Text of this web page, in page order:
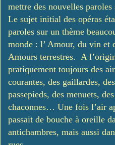
mettre des nouvelles
Le sujet initial des opéras
paroles sur un thème
monde : l’ Amour, du vin et
Amours terrestres. A
pratiquement toujours des
courantes, des gaillardes,
passepieds, des menuets,
chaconnes… Une fois l’air
passait de bouche à oreille
antichambres, mais aussi